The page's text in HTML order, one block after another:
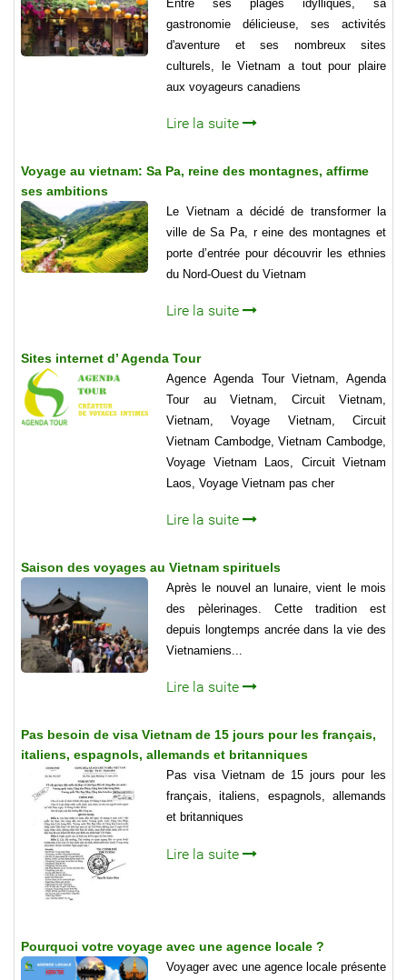
Entre ses plages idylliques, sa
gastronomie délicieuse, ses activités
d'aventure et ses nombreux sites
culturels, le Vietnam a tout pour plaire
aux voyageurs canadiens
Lire la suite
Voyage au vietnam: Sa Pa, reine des montagnes, affirme
ses ambitions
Le Vietnam a décidé de transformer la
ville de Sa Pa, r eine des montagnes et
porte d’entrée pour découvrir les ethnies
du Nord-Ouest du Vietnam
Lire la suite
Sites internet d’ Agenda Tour
Agence Agenda Tour Vietnam, Agenda
Tour au Vietnam, Circuit Vietnam,
Vietnam, Voyage Vietnam, Circuit
Vietnam Cambodge, Vietnam Cambodge,
Voyage Vietnam Laos, Circuit Vietnam
Laos, Voyage Vietnam pas cher
Lire la suite
Saison des voyages au Vietnam spirituels
Après le nouvel an lunaire, vient le mois
des pèlerinages. Cette tradition est
depuis longtemps ancrée dans la vie des
Vietnamiens...
Lire la suite
Pas besoin de visa Vietnam de 15 jours pour les français,
italiens, espagnols, allemands et britanniques
Pas visa Vietnam de 15 jours pour les
français, italiens, espagnols, allemands
et britanniques
Lire la suite
Pourquoi votre voyage avec une agence locale ?
Voyager avec une agence locale présente